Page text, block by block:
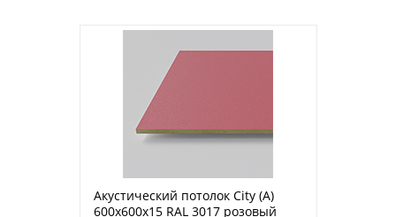
Акустический потолок City (A)
600х600х15 RAL 3017 розовый